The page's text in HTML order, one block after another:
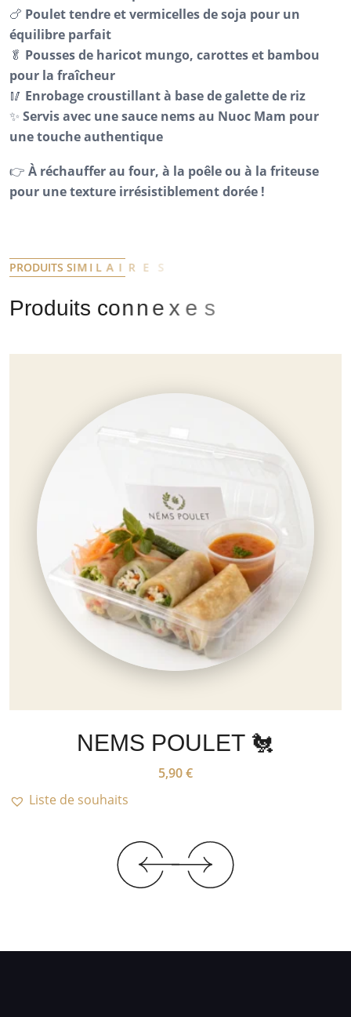
🍗 Poulet tendre et vermicelles de soja pour un
équilibre parfait
🥬 Pousses de haricot mungo, carottes et bambou
pour la fraîcheur
🥢 Enrobage croustillant à base de galette de riz
✨ Servis avec une sauce nems au Nuoc Mam pour
une touche authentique
👉 À réchauffer au four, à la poêle ou à la friteuse
pour une texture irrésistiblement dorée !
PRODUITS SIMI L A R E S
Produits connex e s
NEMS POULET 🐔
5,90€
Liste de souhaits